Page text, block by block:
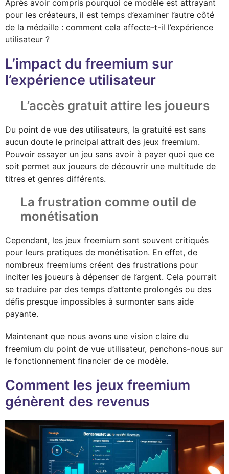
Après avoir compris pourquoi ce modèle est attrayant
pour les créateurs, il est temps d’examiner l’autre côté
de la médaille : comment cela affecte-t-il l’expérience
utilisateur ?
L’impact du freemium sur
l’expérience utilisateur
L’accès gratuit attire les joueurs
Du point de vue des utilisateurs, la gratuité est sans
aucun doute le principal attrait des jeux freemium.
Pouvoir essayer un jeu sans avoir à payer quoi que ce
soit permet aux joueurs de découvrir une multitude de
titres et genres différents.
La frustration comme outil de
monétisation
Cependant, les jeux freemium sont souvent critiqués
pour leurs pratiques de monétisation. En effet, de
nombreux freemiums créent des frustrations pour
inciter les joueurs à dépenser de l’argent. Cela pourrait
se traduire par des temps d’attente prolongés ou des
défis presque impossibles à surmonter sans aide
payante.
Maintenant que nous avons une vision claire du
freemium du point de vue utilisateur, penchons-nous sur
le fonctionnement financier de ce modèle.
Comment les jeux freemium
génèrent des revenus